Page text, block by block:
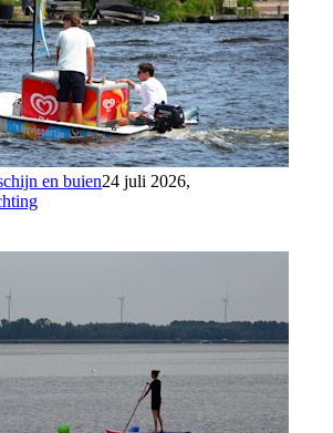
en buien24 juli 2026,